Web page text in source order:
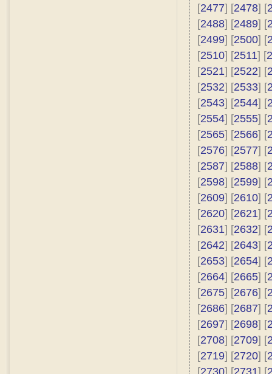
[2477] [2478] [
[2488] [2489] [
[2499] [2500] [
[2510] [2511] [
[2521] [2522] [
[2532] [2533] [
[2543] [2544] [
[2554] [2555] [
[2565] [2566] [
[2576] [2577] [
[2587] [2588] [
[2598] [2599] [
[2609] [2610] [
[2620] [2621] [
[2631] [2632] [
[2642] [2643] [
[2653] [2654] [
[2664] [2665] [
[2675] [2676] [
[2686] [2687] [
[2697] [2698] [
[2708] [2709] [
[2719] [2720] [
[2730] [2731] [